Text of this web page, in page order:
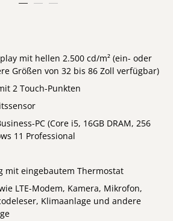
mit hellen 2.500 cd/m² (ein- oder
Größen von 32 bis 86 Zoll verfügbar)
2 Touch-Punkten
PC (Core i5, 16GB DRAM, 256
11 Professional
mit eingebautem Thermostat
LTE-Modem, Kamera, Mikrofon,
Klimaanlage und andere